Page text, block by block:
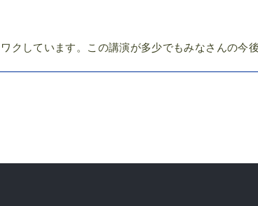
クしています。この講演が多少でもみなさんの今